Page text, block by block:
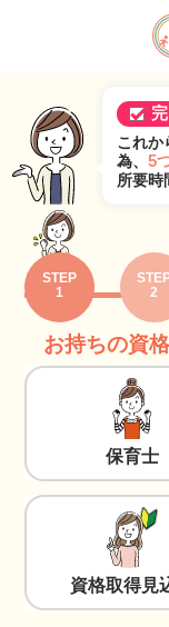
これか
為、 5
所要時
STEP
1
2
お持ちの資
保育士
資格取得見